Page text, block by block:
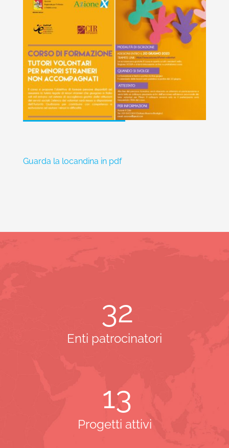
Guarda la locandina in pdf
32
Enti patrocinatori
13
Progetti attivi